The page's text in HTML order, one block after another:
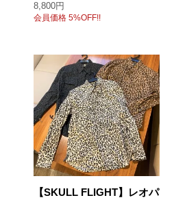
8,800円
会員価格 5%OFF!!
【SKULL FLIGHT】レオパ